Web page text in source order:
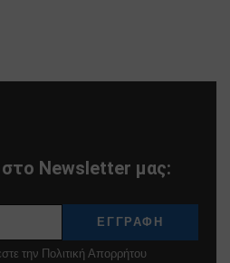
Newsletter μας:
την Πολιτική Απορρήτου